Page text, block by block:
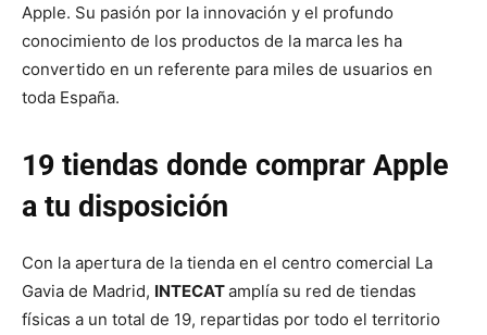
Apple. Su pasión por la innovación y el profundo
conocimiento de los productos de la marca les ha
convertido en un referente para miles de usuarios en
toda España.
19 tiendas donde comprar Apple
a tu disposición
Con la apertura de la tienda en el centro comercial La
Gavia de Madrid, INTECATamplía su red de tiendas
físicas a un total de 19, repartidas por todo el territorio